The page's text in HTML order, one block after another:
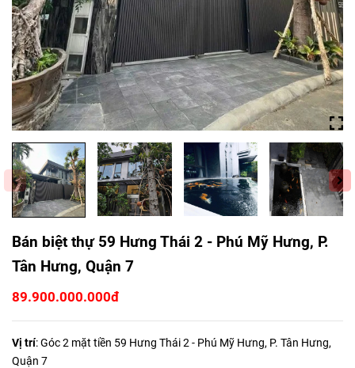
Bán biệt thự 59 Hưng Thái 2 - Phú Mỹ Hưng, P.
Tân Hưng, Quận 7
89.900.000.000đ
Vị trí: Góc 2 mặt tiền 59 Hưng Thái 2 - Phú Mỹ Hưng, P. Tân Hưng,
Quận 7